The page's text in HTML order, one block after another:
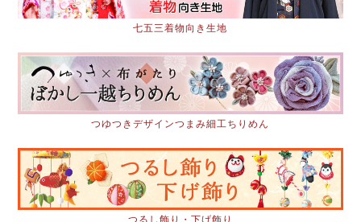
七五三着物向き生地
つゆつきデザインつまみ細工ちりめん
つるし飾り・下げ飾り